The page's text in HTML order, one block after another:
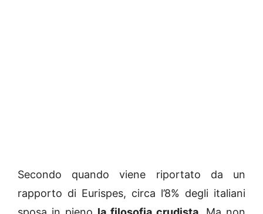
Secondo quando viene riportato da un
rapporto di Eurispes, circa l’8% degli italiani